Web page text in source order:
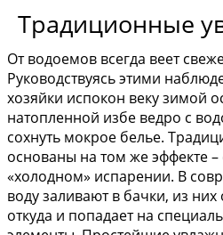
Традиционные
От водоемов всегда веет
Руководствуясь этими
хозяйки испокон веку зимой
натопленной избе ведро с
сохнуть мокрое белье.
основаны на том же эффекте –
«холодном» испарении. В
воду заливают в бачки, из
откуда и попадает на